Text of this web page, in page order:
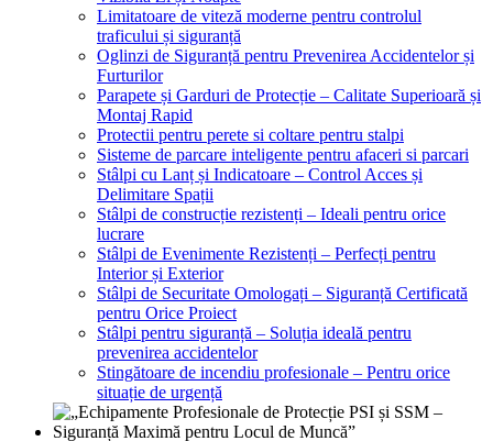
Limitatoare de viteză moderne pentru controlul
traficului și siguranță
Oglinzi de Siguranță pentru Prevenirea Accidentelor și
Furturilor
Parapete și Garduri de Protecție – Calitate Superioară și
Montaj Rapid
Protectii pentru perete si coltare pentru stalpi
Sisteme de parcare inteligente pentru afaceri si parcari
Stâlpi cu Lanț și Indicatoare – Control Acces și
Delimitare Spații
Stâlpi de construcție rezistenți – Ideali pentru orice
lucrare
Stâlpi de Evenimente Rezistenți – Perfecți pentru
Interior și Exterior
Stâlpi de Securitate Omologați – Siguranță Certificată
pentru Orice Proiect
Stâlpi pentru siguranță – Soluția ideală pentru
prevenirea accidentelor
Stingătoare de incendiu profesionale – Pentru orice
situație de urgență